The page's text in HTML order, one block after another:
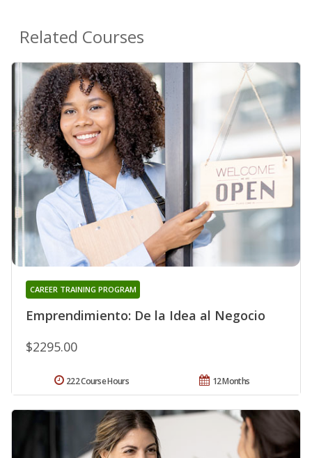
Related Courses
Emprendimiento: De la Idea al Negocio
CAREER TRAINING PROGRAM
$2295.00
12 Months
222 Course Hours